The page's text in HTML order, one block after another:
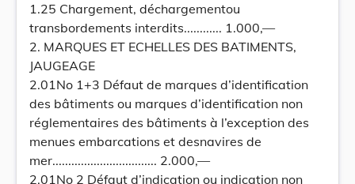
1.25 Chargement, déchargementou
transbordements interdits............ 1.000,—
2. MARQUES ET ECHELLES DES BATIMENTS,
JAUGEAGE
2.01No 1+3 Défaut de marques d’identification
des bâtiments ou marques d’identification non
réglementaires des bâtiments à l’exception des
menues embarcations et desnavires de
mer................................. 2.000,—
2.01No 2 Défaut d’indication ou indication non